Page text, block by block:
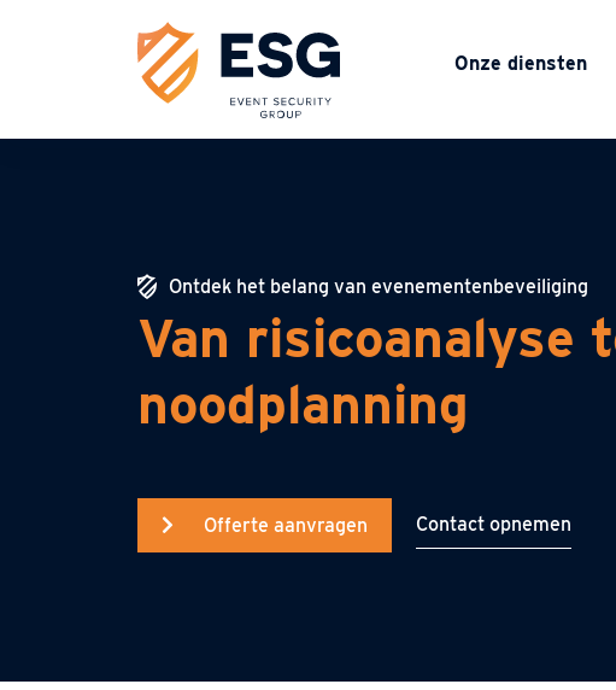
Onze diensten
Ontdek het belang van evenementenbeveiliging
Van risicoanalyse
noodplanning
Offerte aanvragen Contact opnemen